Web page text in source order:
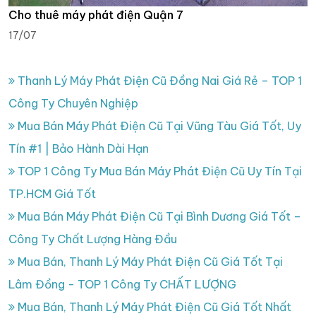
Cho thuê máy phát điện Quận 7
17/07
Thanh Lý Máy Phát Điện Cũ Đồng Nai Giá Rẻ – TOP 1
Công Ty Chuyên Nghiệp
Mua Bán Máy Phát Điện Cũ Tại Vũng Tàu Giá Tốt, Uy
Tín #1 | Bảo Hành Dài Hạn
TOP 1 Công Ty Mua Bán Máy Phát Điện Cũ Uy Tín Tại
TP.HCM Giá Tốt
Mua Bán Máy Phát Điện Cũ Tại Bình Dương Giá Tốt –
Công Ty Chất Lượng Hàng Đầu
Mua Bán, Thanh Lý Máy Phát Điện Cũ Giá Tốt Tại
Lâm Đồng - TOP 1 Công Ty CHẤT LƯỢNG
Mua Bán, Thanh Lý Máy Phát Điện Cũ Giá Tốt Nhất